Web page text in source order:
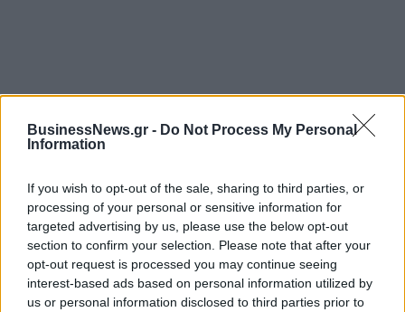
BusinessNews.gr - Do Not Process My Personal
Information
If you wish to opt-out of the sale, sharing to third parties, or
processing of your personal or sensitive information for
targeted advertising by us, please use the below opt-out
section to confirm your selection. Please note that after your
opt-out request is processed you may continue seeing
interest-based ads based on personal information utilized by
us or personal information disclosed to third parties prior to
Κορυφώνεται η έξοδος του Αυγούστου – Πάνω από
56.000 επιβάτες αναχωρούν σήμερα από τα
λιμάνια της Αττικής
08/08/2026 - 14:30 ΕΛΛΑΔΑ